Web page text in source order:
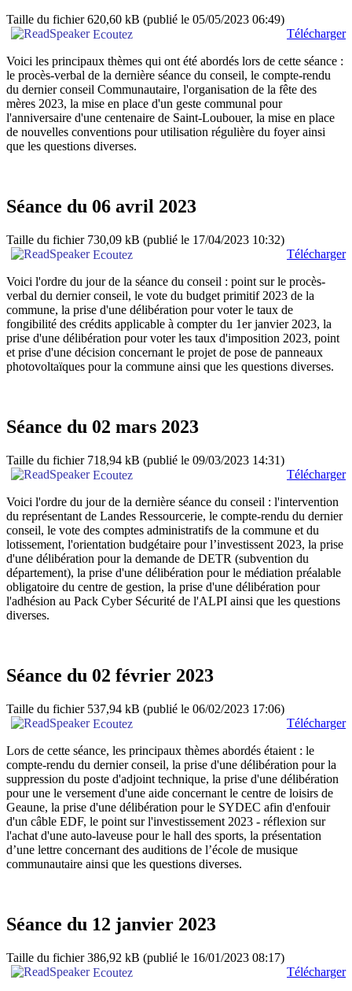
Taille du fichier 620,60 kB (publié le 05/05/2023 06:49)
Ecoutez
Télécharger
Voici les principaux thèmes qui ont été abordés lors de cette séance :
le procès-verbal de la dernière séance du conseil, le compte-rendu
du dernier conseil Communautaire, l'organisation de la fête des
mères 2023, la mise en place d'un geste communal pour
l'anniversaire d'une centenaire de Saint-Loubouer, la mise en place
de nouvelles conventions pour utilisation régulière du foyer ainsi
que les questions diverses.
Séance du 06 avril 2023
Taille du fichier 730,09 kB (publié le 17/04/2023 10:32)
Ecoutez
Télécharger
Voici l'ordre du jour de la séance du conseil : point sur le procès-
verbal du dernier conseil, le vote du budget primitif 2023 de la
commune, la prise d'une délibération pour voter le taux de
fongibilité des crédits applicable à compter du 1er janvier 2023, la
prise d'une délibération pour voter les taux d'imposition 2023, point
et prise d'une décision concernant le projet de pose de panneaux
photovoltaïques pour la commune ainsi que les questions diverses.
Séance du 02 mars 2023
Taille du fichier 718,94 kB (publié le 09/03/2023 14:31)
Ecoutez
Télécharger
Voici l'ordre du jour de la dernière séance du conseil : l'intervention
du représentant de Landes Ressourcerie, le compte-rendu du dernier
conseil, le vote des comptes administratifs de la commune et du
lotissement, l'orientation budgétaire pour l’investissent 2023, la prise
d'une délibération pour la demande de DETR (subvention du
département), la prise d'une délibération pour le médiation préalable
obligatoire du centre de gestion, la prise d'une délibération pour
l'adhésion au Pack Cyber Sécurité de l'ALPI ainsi que les questions
diverses.
Séance du 02 février 2023
Taille du fichier 537,94 kB (publié le 06/02/2023 17:06)
Ecoutez
Télécharger
Lors de cette séance, les principaux thèmes abordés étaient : le
compte-rendu du dernier conseil, la prise d'une délibération pour la
suppression du poste d'adjoint technique, la prise d'une délibération
pour une le versement d'une aide concernant le centre de loisirs de
Geaune, la prise d'une délibération pour le SYDEC afin d'enfouir
d'un câble EDF, le point sur l'investissement 2023 - réflexion sur
l'achat d'une auto-laveuse pour le hall des sports, la présentation
d’une lettre concernant des auditions de l’école de musique
communautaire ainsi que les questions diverses.
Séance du 12 janvier 2023
Taille du fichier 386,92 kB (publié le 16/01/2023 08:17)
Ecoutez
Télécharger